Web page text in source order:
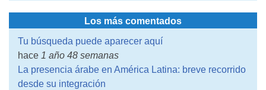
Los más comentados
Tu búsqueda puede aparecer aquí
hace 1 año 48 semanas
La presencia árabe en América Latina: breve recorrido
desde su integración